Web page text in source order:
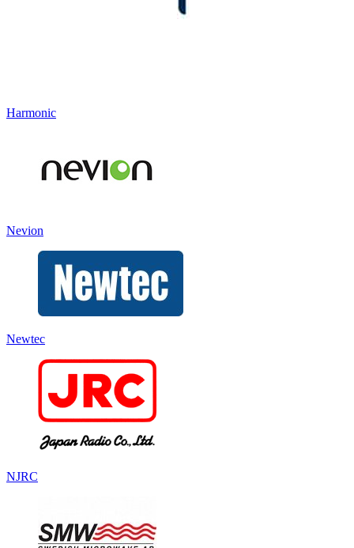
Harmonic
Nevion
Newtec
NJRC